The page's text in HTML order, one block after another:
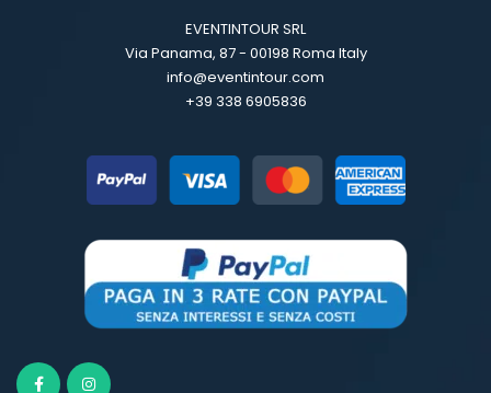
EVENTINTOUR SRL
Via Panama, 87 - 00198 Roma Italy
info@eventintour.com
+39 338 6905836